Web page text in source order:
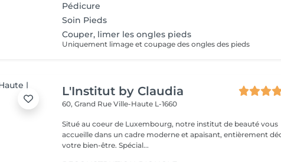
Pédicure
Soin Pieds
Couper, limer les ongles pieds
Uniquement limage et coupage des ongles des pieds
L'Institut by Claudia
60, Grand RueVille-Haute L-1660
Situé au coeur de Luxembourg, notre institut de beauté vous
accueille dans un cadre moderne et apaisant, entièrement
votre bien-être. Spécial...